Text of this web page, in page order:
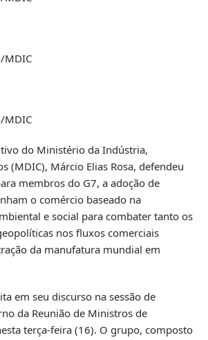
MDIC
MDIC
do Ministério da Indústria,
(MDIC), Márcio Elias Rosa, defendeu
membros do G7, a adoção de
o comércio baseado na
e social para combater tanto os
nos fluxos comerciais
da manufatura mundial em
em seu discurso na sessão de
da Reunião de Ministros de
terça-feira (16). O grupo, composto